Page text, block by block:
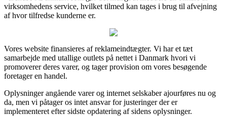
virksomhedens service, hvilket tilmed kan tages i brug til afvejning
af hvor tilfredse kunderne er.
Vores website finansieres af reklameindtægter. Vi har et tæt
samarbejde med utallige outlets på nettet i Danmark hvori vi
promoverer deres varer, og tager provision om vores besøgende
foretager en handel.
Oplysninger angående varer og internet selskaber ajourføres nu og
da, men vi påtager os intet ansvar for justeringer der er
implementeret efter sidste opdatering af sidens oplysninger.